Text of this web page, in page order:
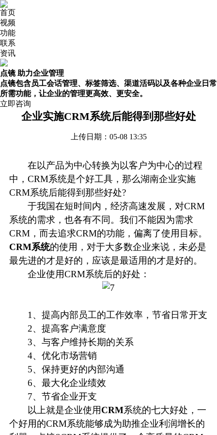
首页
视频
功能
联系
资讯
点镜 助力企业管理
点镜包含员工会话管理、标签筛选、渠道活码以及各种企业日常
所需功能，让企业的管理更高效、更安全。
立即咨询
企业实施CRM系统后能得到那些好处
上传日期：05-08 13:35
在以产品为中心转换为以客户为中心的过程
中，CRM系统是个好工具，那么湖南企业实施
CRM系统后能得到那些好处?
于我国在短时间内，经济高速发展，对CRM
系统的需求，也各有不同。我们不能因为需求
CRM，而去追求CRM的功能，偏离了使用目标。
CRM系统的使用，对于大多数企业来说，未必是
最先进的才是好的，应该是最适用的才是好的。
企业使用CRM系统后的好处：
1、提高内部员工的工作效率，节省日常开支
2、提高客户满意度
3、与客户维持长期的关系
4、优化市场营销
5、保持更好的内部沟通
6、最大化企业绩效
7、节省企业开支
以上就是企业使用CRM系统的七大好处，一
个好用的CRM系统能够成为助推企业利润增长的